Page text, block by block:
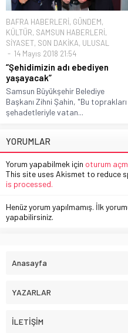
BAFRA HABERLERİ, GÜNDEM,
KÜLTÜR, SAMSUN HABERLERİ,
SİYASET, SON DAKİKA, ULUSAL
14 Mayıs 2018 21:54
“Şehidimizin adı ebediyen
yaşayacak”
Samsun Büyükşehir Belediye
Başkanı Zihni Şahin, "Bu toprakları
şehadetleriyle vatan...
YORUMLAR
Yorum yapabilmek için oturum
This site uses Akismet to reduce
is processed.
Henüz yorum yapılmamış. İlk
yapabilirsiniz.
Anasayfa
YAZARLAR
İLETİŞİM